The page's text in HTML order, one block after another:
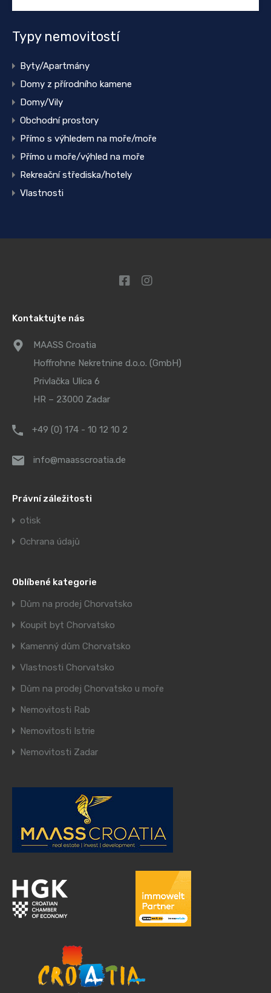
Typy nemovitostí
Byty/Apartmány
Domy z přírodního kamene
Domy/Vily
Obchodní prostory
Přímo s výhledem na moře/moře
Přímo u moře/výhled na moře
Rekreační střediska/hotely
Vlastnosti
Kontaktujte nás
MAASS Croatia
Hoffrohne Nekretnine d.o.o. (GmbH)
Privlačka Ulica 6
HR – 23000 Zadar
+49 (0) 174 - 10 12 10 2
info@maasscroatia.de
Právní záležitosti
otisk
Ochrana údajů
Oblíbené kategorie
Dům na prodej Chorvatsko
Koupit byt Chorvatsko
Kamenný dům Chorvatsko
Vlastnosti Chorvatsko
Dům na prodej Chorvatsko u moře
Nemovitosti Rab
Nemovitosti Istrie
Nemovitosti Zadar